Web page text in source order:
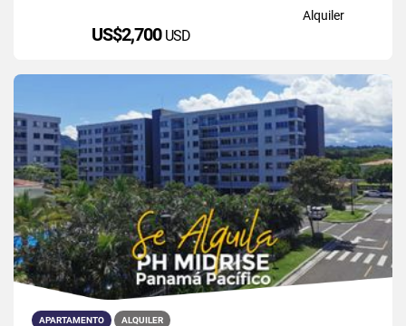
Alquiler
US$2,700 USD
APARTAMENTO ALQUILER